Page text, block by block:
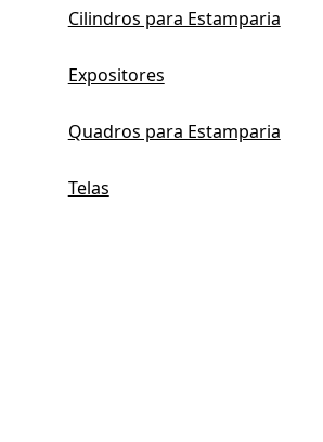
Cilindros para Estamparia
Expositores
Quadros para Estamparia
Telas